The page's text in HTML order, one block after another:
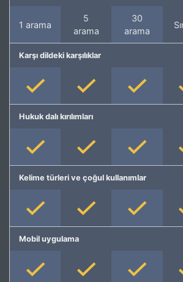
1 arama
5
arama
30
arama
Karşı dildeki karşılıklar
Hukuk dalı kırılımları
Kelime türleri ve çoğul kullanımlar
Mobil uygulama